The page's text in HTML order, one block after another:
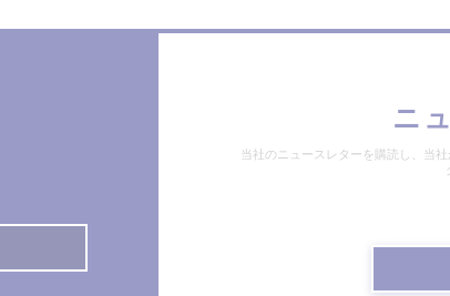
ニ
当社のニュースレターを購読し、当